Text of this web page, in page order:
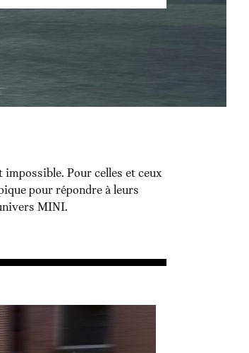
impossible. Pour celles et ceux
pour répondre à leurs
MINI.